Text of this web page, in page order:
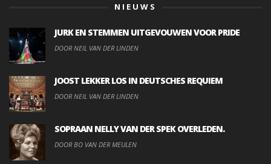
NIEUWS
JURK EN STEMMEN UITGEVOUWEN VOOR PRIDE
DOOR NEIL VAN DER LINDEN
JOOST LEKKER LOS IN DEUTSCHES REQUIEM
DOOR NEIL VAN DER LINDEN
SOPRAAN NELLY VAN DER SPEK OVERLEDEN.
DOOR BO VAN DER MEULEN